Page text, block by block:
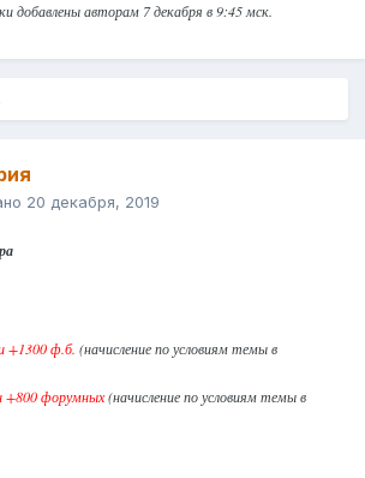
добавлены авторам 7 декабря в 9:45 мск.
20 декабря, 2019
+1300 ф.б. (начисление по условиям темы в
+800 форумных(начисление по условиям темы в